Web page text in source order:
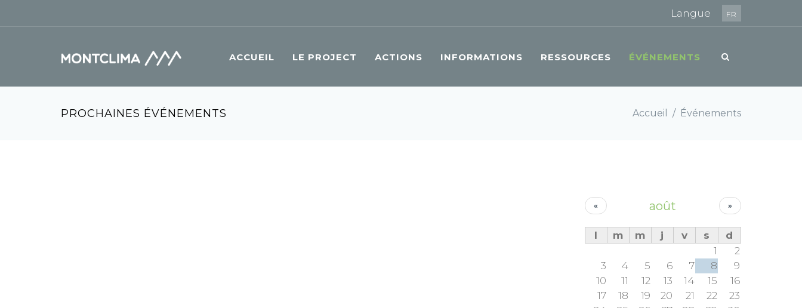
Langue FR
ACCUEIL LE PROJECT ACTIONS INFORMATIONS RESSOURCES ÉVÉNEMENTS
PROCHAINES ÉVÉNEMENTS Accueil / Événements
août
« »
l m m j v s
d
1
2
3
4 5 6 7 8
9
10
11 12 13 14 15
16
17
18 19 20 21 22
23